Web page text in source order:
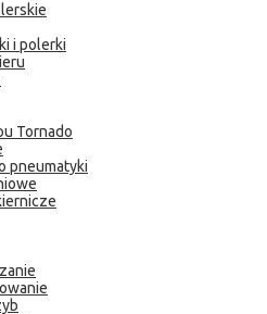
i polerki
Tornado
pneumatyki